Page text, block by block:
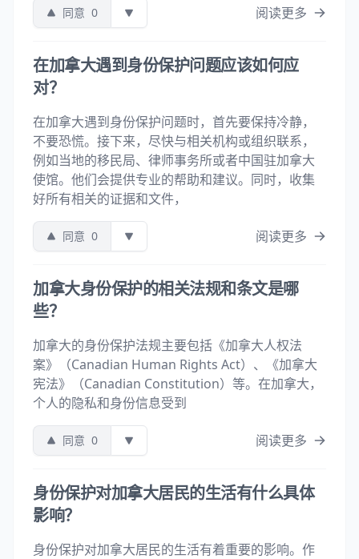
同意 0 阅读更多
在加拿大遇到身份保护问题应该如何应
对？
在加拿大遇到身份保护问题时，首先要保持冷静，
不要恐慌。接下来，尽快与相关机构或组织联系，
例如当地的移民局、律师事务所或者中国驻加拿大
使馆。他们会提供专业的帮助和建议。同时，收集
好所有相关的证据和文件，
同意 0 阅读更多
加拿大身份保护的相关法规和条文是哪
些？
加拿大的身份保护法规主要包括《加拿大人权法
案》（Canadian Human Rights Act）、《加拿大
宪法》（Canadian Constitution）等。在加拿大，
个人的隐私和身份信息受到
同意 0 阅读更多
身份保护对加拿大居民的生活有什么具体
影响？
身份保护对加拿大居民的生活有着重要的影响。作